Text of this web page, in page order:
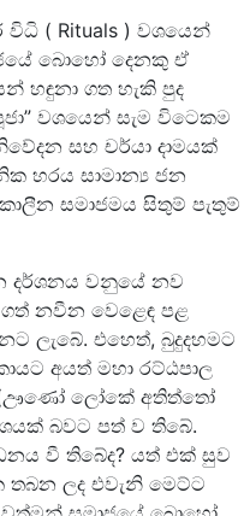
( Rituals ) වශයෙන්
බොහෝ දෙනකු ඒ
හඳුනා ගත හැකි පුද
වශයෙන් සැම විටෙකම
සහ චර්යා දාමයක්
හරය සාමාන්‍ය ජන
සමාජමය සිතුම් පැතුම්
දර්ශනය වනුයේ නව
ගත් නවීන වෙළෙඳ පළ
ලැබේ. එහෙත්, බුදුදහමට
අයත් මහා රට්ඨපාල
(ඌණෝ ලෝකේ අතිත්තෝ
බවට පත් ව තිබේ.
වී තිබේද? යත් එක් සුව
ලද එවැනි මෙට්ට